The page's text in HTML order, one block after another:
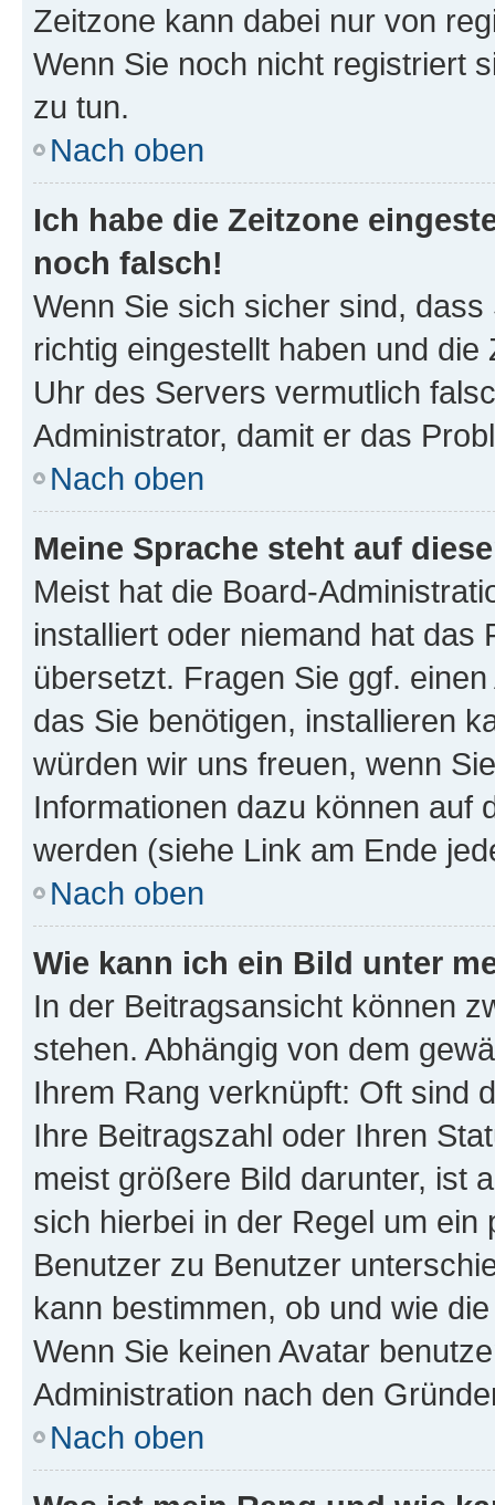
Zeitzone kann dabei nur von
Wenn Sie noch nicht registriert
zu tun.
Nach oben
Ich habe die Zeitzone
noch falsch!
Wenn Sie sich sicher sind,
richtig eingestellt haben und
Uhr des Servers vermutlich
Administrator, damit er das
Nach oben
Meine Sprache steht auf
Meist hat die Board-
installiert oder niemand hat das
übersetzt. Fragen Sie ggf.
das Sie benötigen, installieren
würden wir uns freuen, wenn
Informationen dazu können auf
werden (siehe Link am Ende
Nach oben
Wie kann ich ein Bild unter
In der Beitragsansicht können
stehen. Abhängig von dem
Ihrem Rang verknüpft: Oft sind
Ihre Beitragszahl oder Ihren
meist größere Bild darunter, ist
sich hierbei in der Regel um
Benutzer zu Benutzer
kann bestimmen, ob und wie
Wenn Sie keinen Avatar
Administration nach den
Nach oben